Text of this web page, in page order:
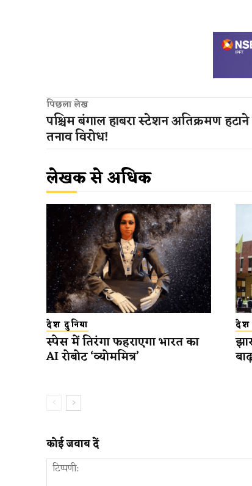
पिछला लेख
पश्चिम बंगाल हाबरा स्टेशन अतिक्रमण हटाने
तनाव विरोध!
लेखक से अधिक
देश दुनिया
स्पेस में तिरंगा फहराएगा भारत का
AI रोबोट ‘व्योममित्र’
देश
कोई जवाब दें